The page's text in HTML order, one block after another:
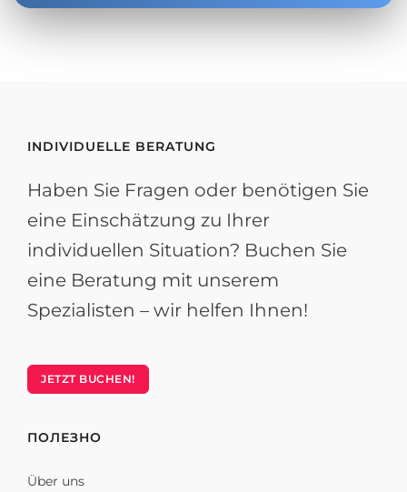
INDIVIDUELLE BERATUNG
Haben Sie Fragen oder benötigen Sie
eine Einschätzung zu Ihrer
individuellen Situation? Buchen Sie
eine Beratung mit unserem
Spezialisten – wir helfen Ihnen!
JETZT BUCHEN!
ПОЛЕЗНО
Über uns